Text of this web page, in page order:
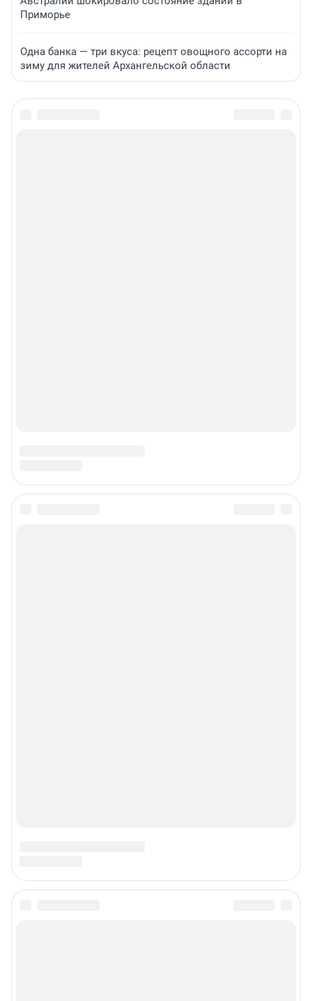
Приморье
Одна банка — три вкуса: рецепт овощного ассорти на
зиму для жителей Архангельской области